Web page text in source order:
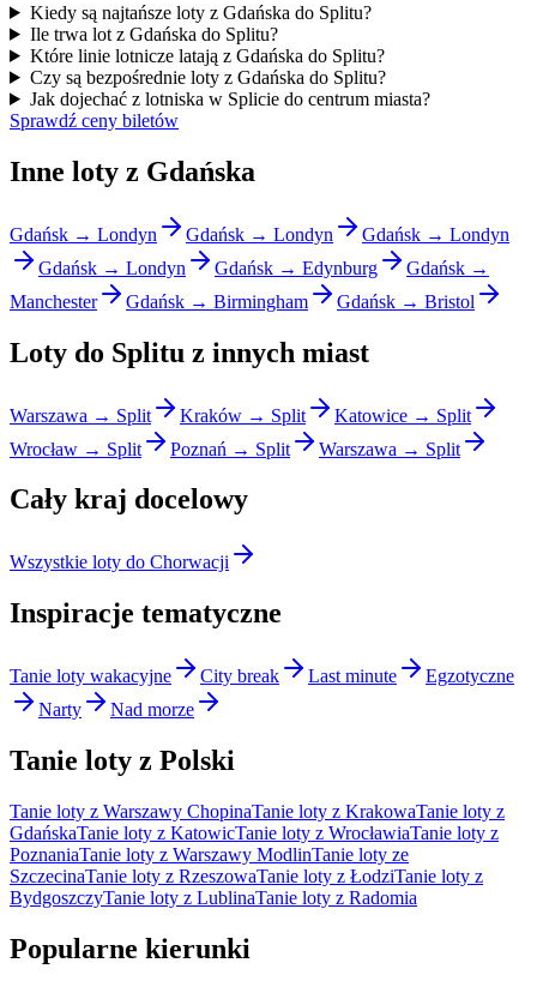
Kiedy są najtańsze loty z Gdańska do Splitu?
Ile trwa lot z Gdańska do Splitu?
Które linie lotnicze latają z Gdańska do Splitu?
Czy są bezpośrednie loty z Gdańska do Splitu?
Jak dojechać z lotniska w Splicie do centrum miasta?
Sprawdź ceny biletów
Inne loty z Gdańska
Gdańsk → Londyn Gdańsk → Londyn
Gdańsk → Londyn
Gdańsk → Londyn
Gdańsk → Edynburg
Gdańsk →
Manchester
Gdańsk → Birmingham Gdańsk → Bristol
Loty do Splitu z innych miast
Warszawa → Split Kraków → Split
Katowice → Split
Wrocław → Split
Poznań → Split Warszawa → Split
Cały kraj docelowy
Wszystkie loty do Chorwacji
Inspiracje tematyczne
Tanie loty wakacyjne City break Last minute
Egzotyczne
Narty
Nad morze
Tanie loty z Polski
Tanie loty z Warszawy ChopinaTanie loty z KrakowaTanie loty z
GdańskaTanie loty z KatowicTanie loty z WrocławiaTanie loty z
PoznaniaTanie loty z Warszawy ModlinTanie loty ze
SzczecinaTanie loty z RzeszowaTanie loty z ŁodziTanie loty z
BydgoszczyTanie loty z LublinaTanie loty z Radomia
Popularne kierunki